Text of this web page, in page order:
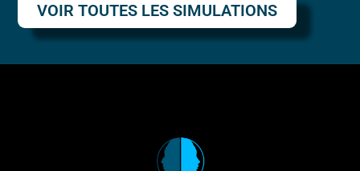
VOIR TOUTES LES SIMULATIONS